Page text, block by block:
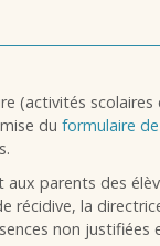
(activités
du formulaire
parents des
récidive, la
non justifiées